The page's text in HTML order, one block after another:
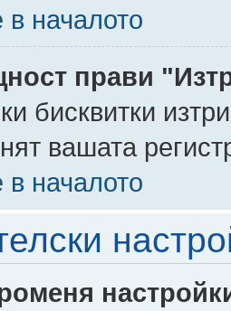
в началото
прави
бисквитки
вашата
в началото